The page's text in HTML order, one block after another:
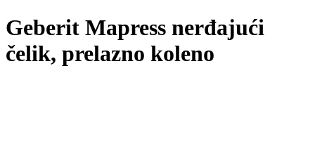
Geberit Mapress nerđajući
čelik, prelazno koleno